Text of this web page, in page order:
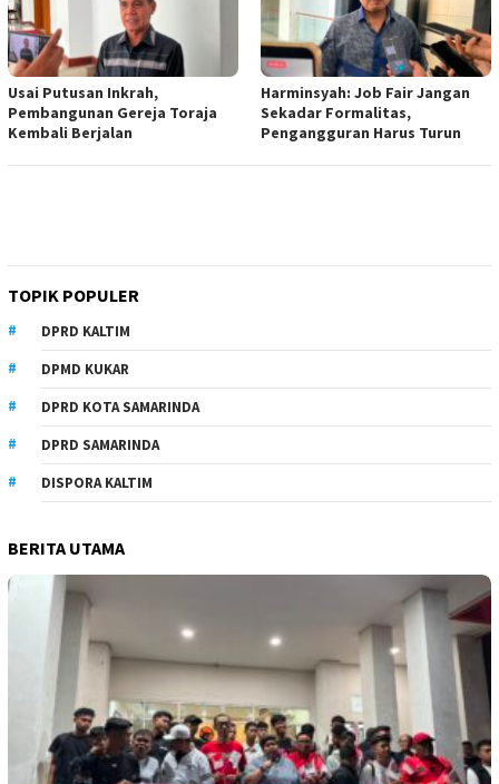
Usai Putusan Inkrah,
Pembangunan Gereja Toraja
Kembali Berjalan
Harminsyah: Job Fair Jangan
Sekadar Formalitas,
Pengangguran Harus Turun
TOPIK POPULER
DPRD KALTIM
DPMD KUKAR
DPRD KOTA SAMARINDA
DPRD SAMARINDA
DISPORA KALTIM
BERITA UTAMA